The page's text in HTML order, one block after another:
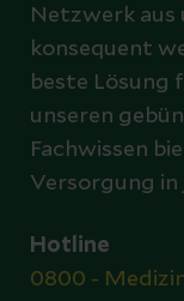
Netzwerk aus
konsequent
beste Lösung
unseren
Fachwissen
Versorgung in
Hotline
0800 -